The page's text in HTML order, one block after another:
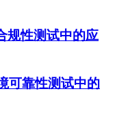
规性测试中的应
可靠性测试中的